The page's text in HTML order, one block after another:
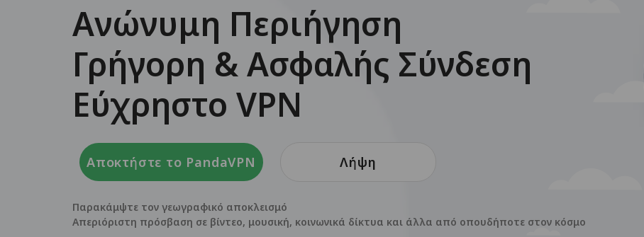
Ανώνυμη Περιήγηση
Γρήγορη & Ασφαλής Σύνδεση
Εύχρηστο VPN
Αποκτήστε το PandaVPN Λήψη
Παρακάμψτε τον γεωγραφικό αποκλεισμό
Απεριόριστη πρόσβαση σε βίντεο, μουσική, κοινωνικά δίκτυα και άλλα από οπουδήποτε στον κόσμο